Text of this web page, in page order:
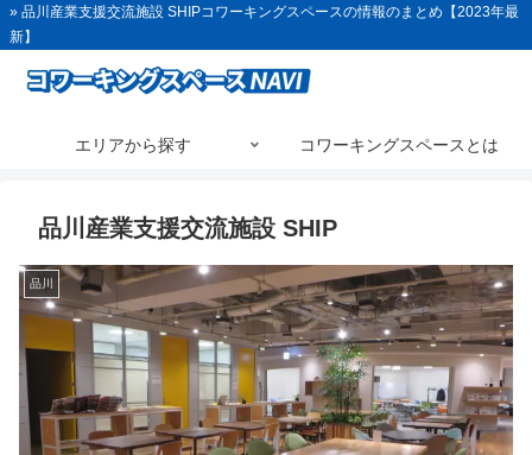
» 品川産業支援交流施設 SHIPコワーキングスペースの情報のまとめ【2023年最
新】
エリアから探す コワーキングスペースとは
品川産業支援交流施設 SHIP
品川